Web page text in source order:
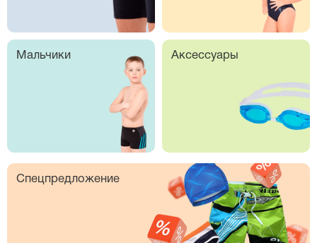
Мальчики Аксессуары
Спецпредложение